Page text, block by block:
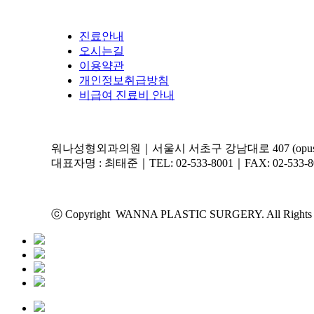
진료안내
오시는길
이용약관
개인정보취급방침
비급여 진료비 안내
워나성형외과의원｜서울시 서초구 강남대로 407
대표자명 : 최태준｜TEL: 02-533-8001｜FAX: 02-533-
ⓒ Copyright WANNA PLASTIC SURGERY. All Rights